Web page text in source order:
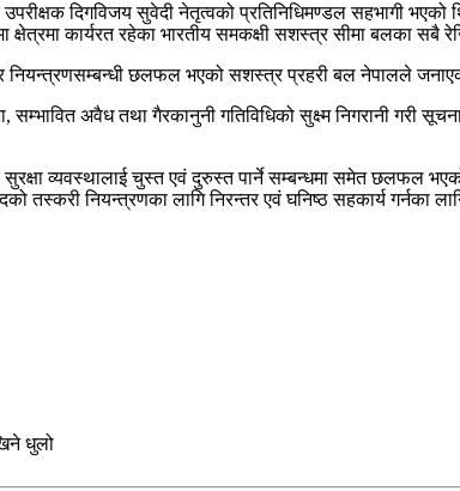
दिगविजय सुवेदी नेतृत्वको प्रतिनिधिमण्डल सहभागी भएको
कार्यरत रहेका भारतीय समकक्षी सशस्त्र सीमा बलका सबै
नियन्त्रणसम्बन्धी छलफल भएको सशस्त्र प्रहरी बल नेपालले
अवैध तथा गैरकानुनी गतिविधिको सुक्ष्म निगरानी गरी
व्यवस्थालाई चुस्त एवं दुरुस्त पार्ने सम्बन्धमा समेत छलफल
तस्करी नियन्त्रणका लागि निरन्तर एवं घनिष्ठ सहकार्य गर्नका
धुलो